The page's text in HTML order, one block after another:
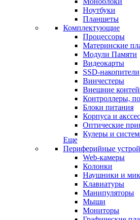
Ноутбуки
Планшеты
Комплектующие
Процессоры
Материнские
Модули Памяти
Видеокарты
SSD-накопители
Винчестеры
Внешние
Контроллеры,
Блоки питания
Корпуса и
Оптические
Кулеры и
Еще
Периферийные
Web-камеры
Колонки
Наушники и
Клавиатуры
Манипуляторы
Мыши
Мониторы